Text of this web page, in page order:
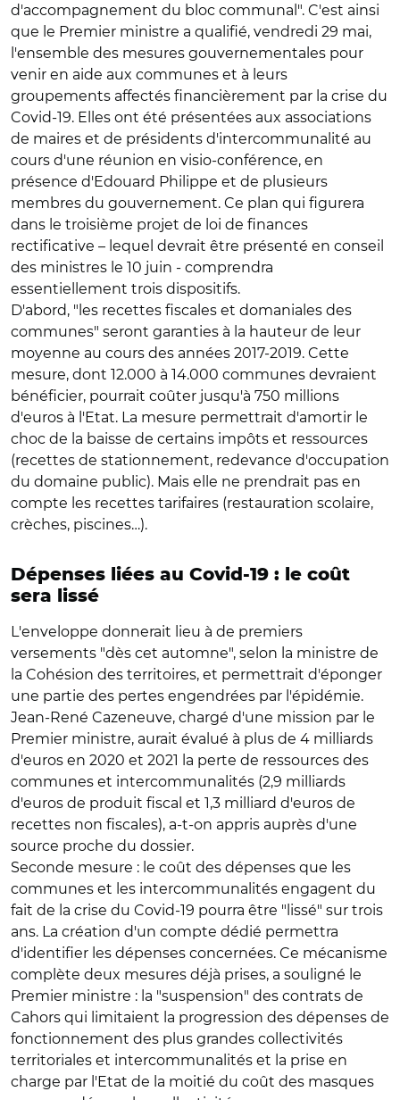
d'accompagnement du bloc communal". C'est ainsi
que le Premier ministre a qualifié, vendredi 29 mai,
l'ensemble des mesures gouvernementales pour
venir en aide aux communes et à leurs
groupements affectés financièrement par la crise du
Covid-19. Elles ont été présentées aux associations
de maires et de présidents d'intercommunalité au
cours d'une réunion en visio-conférence, en
présence d'Edouard Philippe et de plusieurs
membres du gouvernement. Ce plan qui figurera
dans le troisième projet de loi de finances
rectificative – lequel devrait être présenté en conseil
des ministres le 10 juin - comprendra
essentiellement trois dispositifs.
D'abord, "les recettes fiscales et domaniales des
communes" seront garanties à la hauteur de leur
moyenne au cours des années 2017-2019. Cette
mesure, dont 12.000 à 14.000 communes devraient
bénéficier, pourrait coûter jusqu'à 750 millions
d'euros à l'Etat. La mesure permettrait d'amortir le
choc de la baisse de certains impôts et ressources
(recettes de stationnement, redevance d'occupation
du domaine public). Mais elle ne prendrait pas en
compte les recettes tarifaires (restauration scolaire,
crèches, piscines…).
Dépenses liées au Covid-19 : le coût
sera lissé
L'enveloppe donnerait lieu à de premiers
versements "dès cet automne", selon la ministre de
la Cohésion des territoires, et permettrait d'éponger
une partie des pertes engendrées par l'épidémie.
Jean-René Cazeneuve, chargé d'une mission par le
Premier ministre, aurait évalué à plus de 4 milliards
d'euros en 2020 et 2021 la perte de ressources des
communes et intercommunalités (2,9 milliards
d'euros de produit fiscal et 1,3 milliard d'euros de
recettes non fiscales), a-t-on appris auprès d'une
source proche du dossier.
Seconde mesure : le coût des dépenses que les
communes et les intercommunalités engagent du
fait de la crise du Covid-19 pourra être "lissé" sur trois
ans. La création d'un compte dédié permettra
d'identifier les dépenses concernées. Ce mécanisme
complète deux mesures déjà prises, a souligné le
Premier ministre : la "suspension" des contrats de
Cahors qui limitaient la progression des dépenses de
fonctionnement des plus grandes collectivités
territoriales et intercommunalités et la prise en
charge par l'Etat de la moitié du coût des masques